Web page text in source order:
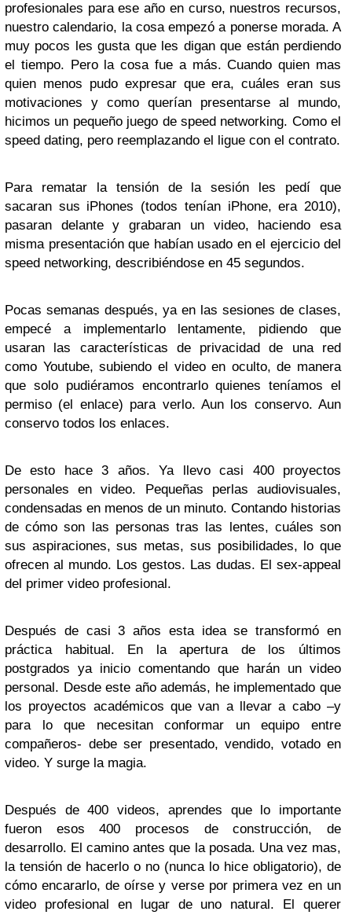
profesionales para ese año en curso, nuestros recursos,
nuestro calendario, la cosa empezó a ponerse morada. A
muy pocos les gusta que les digan que están perdiendo
el tiempo. Pero la cosa fue a más. Cuando quien mas
quien menos pudo expresar que era, cuáles eran sus
motivaciones y como querían presentarse al mundo,
hicimos un pequeño juego de speed networking. Como el
speed dating, pero reemplazando el ligue con el contrato.
Para rematar la tensión de la sesión les pedí que
sacaran sus iPhones (todos tenían iPhone, era 2010),
pasaran delante y grabaran un video, haciendo esa
misma presentación que habían usado en el ejercicio del
speed networking, describiéndose en 45 segundos.
Pocas semanas después, ya en las sesiones de clases,
empecé a implementarlo lentamente, pidiendo que
usaran las características de privacidad de una red
como Youtube, subiendo el video en oculto, de manera
que solo pudiéramos encontrarlo quienes teníamos el
permiso (el enlace) para verlo. Aun los conservo. Aun
conservo todos los enlaces.
De esto hace 3 años. Ya llevo casi 400 proyectos
personales en video. Pequeñas perlas audiovisuales,
condensadas en menos de un minuto. Contando historias
de cómo son las personas tras las lentes, cuáles son
sus aspiraciones, sus metas, sus posibilidades, lo que
ofrecen al mundo. Los gestos. Las dudas. El sex-appeal
del primer video profesional.
Después de casi 3 años esta idea se transformó en
práctica habitual. En la apertura de los últimos
postgrados ya inicio comentando que harán un video
personal. Desde este año además, he implementado que
los proyectos académicos que van a llevar a cabo –y
para lo que necesitan conformar un equipo entre
compañeros- debe ser presentado, vendido, votado en
video. Y surge la magia.
Después de 400 videos, aprendes que lo importante
fueron esos 400 procesos de construcción, de
desarrollo. El camino antes que la posada. Una vez mas,
la tensión de hacerlo o no (nunca lo hice obligatorio), de
cómo encararlo, de oírse y verse por primera vez en un
video profesional en lugar de uno natural. El querer